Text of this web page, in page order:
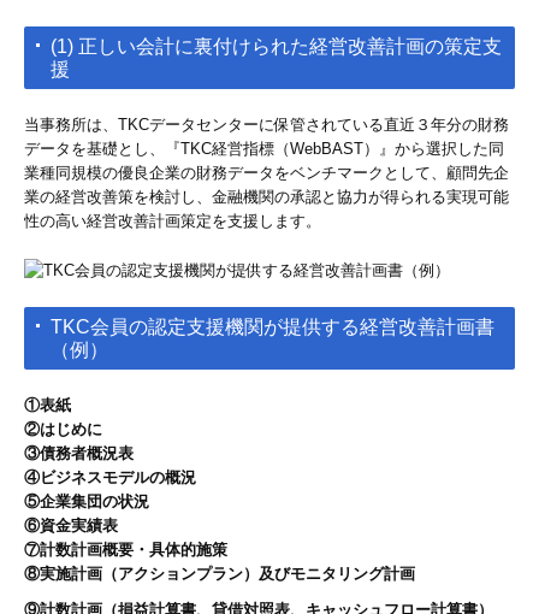
(1) 正しい会計に裏付けられた経営改善計画の策定支
援
当事務所は、TKCデータセンターに保管されている直近３年分の財務
データを基礎とし、『TKC経営指標（WebBAST）』から選択した同
業種同規模の優良企業の財務データをベンチマークとして、顧問先企
業の経営改善策を検討し、金融機関の承認と協力が得られる実現可能
性の高い経営改善計画策定を支援します。
TKC会員の認定支援機関が提供する経営改善計画書
（例）
①表紙
②はじめに
③債務者概況表
④ビジネスモデルの概況
⑤企業集団の状況
⑥資金実績表
⑦計数計画概要・具体的施策
⑧実施計画（アクションプラン）及びモニタリング計画
⑨計数計画（損益計算書、貸借対照表、キャッシュフロー計算書）